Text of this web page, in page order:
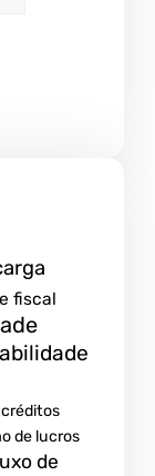
fiscal
créditos
de lucros
de